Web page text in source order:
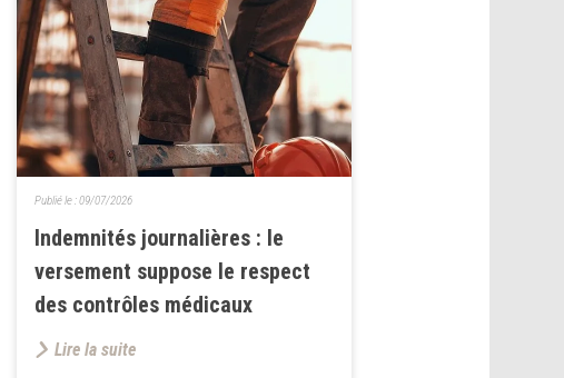
Indemnités journalières : le
versement suppose le respect
des contrôles médicaux
Publié le :09/07/2026
Lire la suite